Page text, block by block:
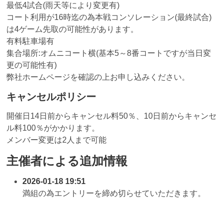
最低4試合(雨天等により変更有)
コート利用が16時迄の為本戦コンソレーション(最終試合)
は4ゲーム先取の可能性があります。
有料駐車場有
集合場所:オムニコート横(基本5～8番コートですが当日変
更の可能性有)
弊社ホームページを確認の上お申し込みください。
キャンセルポリシー
開催日14日前からキャンセル料50％、10日前からキャンセ
ル料100％がかかります。
メンバー変更は2人まで可能
主催者による追加情報
2026-01-18 19:51
満組の為エントリーを締め切らせていただきます。